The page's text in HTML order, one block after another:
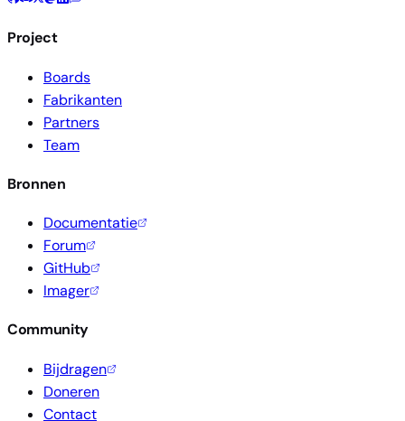
Project
Boards
Fabrikanten
Partners
Team
Bronnen
Documentatie
Forum
GitHub
Imager
Community
Bijdragen
Doneren
Contact